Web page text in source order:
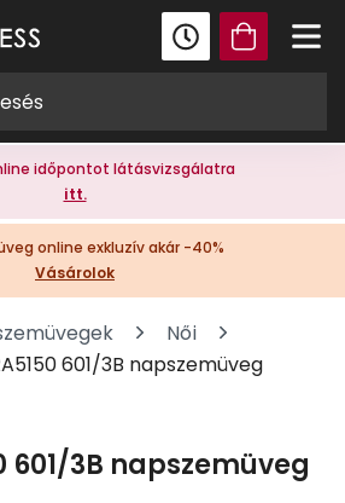
időpontot látásvizsgálatra
itt.
online exkluzív akár -40%
Vásárolok
Női
601/3B napszemüveg
601/3B napszemüveg